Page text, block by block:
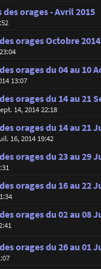
orages - Avril 2015
orages Octobre 2014
orages du 04 au 10
13:07
orages du 14 au 21
14, 2014 22:18
orages du 14 au 21
16, 2014 19:42
orages du 23 au 29
orages du 16 au 22
orages du 02 au 08
orages du 26 au 01